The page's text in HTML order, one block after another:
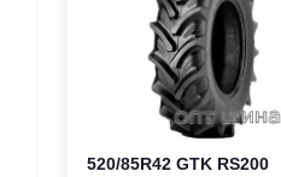
520/85R42 GTK RS200